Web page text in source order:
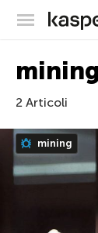
2 Articoli
mining